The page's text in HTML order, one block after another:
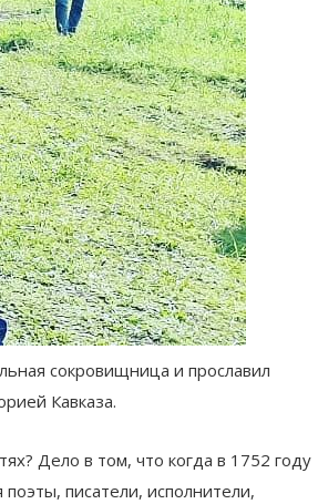
сокровищница и прославил
Кавказа.
Дело в том, что когда в 1752 году
писатели, исполнители,